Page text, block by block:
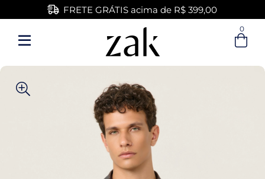
Entre com email ou cpf/cnpj
Criar nova conta
FRETE GRÁTIS acima de R$ 399,00
0